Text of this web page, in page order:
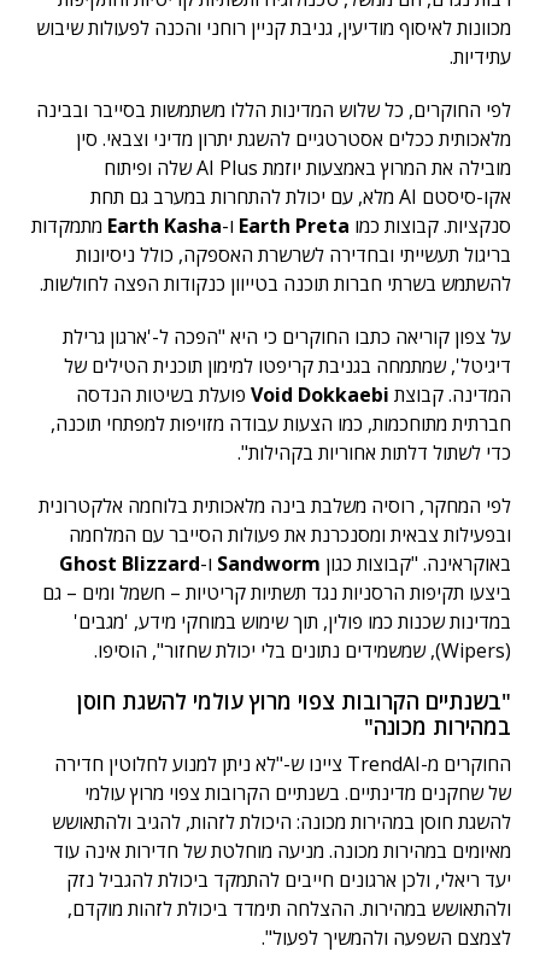
מכוונות לאיסוף מודיעין, גניבת קניין רוחני והכנה לפעולות שיבוש
עתידיות.
לפי החוקרים, כל שלוש המדינות הללו משתמשות בסייבר ובבינה
מלאכותית ככלים אסטרטגיים להשגת יתרון מדיני וצבאי. סין
מובילה את המרוץ באמצעות יוזמת AI Plus שלה ופיתוח
אקו-סיסטם AI מלא, עם יכולת להתחרות במערב גם תחת
סנקציות. קבוצות כמו Earth Preta ו-Earth Kasha מתמקדות
בריגול תעשייתי ובחדירה לשרשרת האספקה, כולל ניסיונות
להשתמש בשרתי חברות תוכנה בטייוון כנקודות הפצה לחולשות.
על צפון קוריאה כתבו החוקרים כי היא "הפכה ל-'ארגון גרילת
דיגיטל', שמתמחה בגניבת קריפטו למימון תוכנית הטילים של
המדינה. קבוצת Void Dokkaebi פועלת בשיטות הנדסה
חברתית מתוחכמות, כמו הצעות עבודה מזויפות למפתחי תוכנה,
כדי לשתול דלתות אחוריות בקהילות".
לפי המחקר, רוסיה משלבת בינה מלאכותית בלוחמה אלקטרונית
ובפעילות צבאית ומסנכרנת את פעולות הסייבר עם המלחמה
באוקראינה. "קבוצות כגון Sandworm ו-Ghost Blizzard
ביצעו תקיפות הרסניות נגד תשתיות קריטיות – חשמל ומים – גם
במדינות שכנות כמו פולין, תוך שימוש במוחקי מידע, 'מגבים'
(Wipers), שמשמידים נתונים בלי יכולת שחזור", הוסיפו.
"בשנתיים הקרובות צפוי מרוץ עולמי להשגת חוסן
במהירות מכונה"
החוקרים מ-TrendAI ציינו ש-"לא ניתן למנוע לחלוטין חדירה
של שחקנים מדינתיים. בשנתיים הקרובות צפוי מרוץ עולמי
להשגת חוסן במהירות מכונה: היכולת לזהות, להגיב ולהתאושש
מאיומים במהירות מכונה. מניעה מוחלטת של חדירות אינה עוד
יעד ריאלי, ולכן ארגונים חייבים להתמקד ביכולת להגביל נזק
ולהתאושש במהירות. ההצלחה תימדד ביכולת לזהות מוקדם,
לצמצם השפעה ולהמשיך לפעול".